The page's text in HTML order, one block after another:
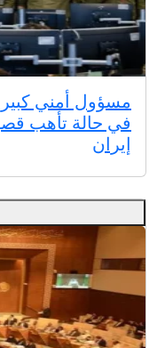
مسؤول أمني كبير
في حالة تأهب
إيران